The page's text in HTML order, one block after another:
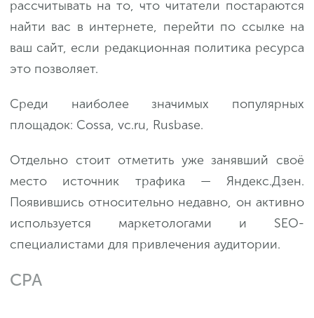
рассчитывать на то, что читатели постараются
найти вас в интернете, перейти по ссылке на
ваш сайт, если редакционная политика ресурса
это позволяет.
Среди наиболее значимых популярных
площадок: Cossa, vc.ru, Rusbase.
Отдельно стоит отметить уже занявший своё
место источник трафика — Яндекс.Дзен.
Появившись относительно недавно, он активно
используется маркетологами и SEO-
специалистами для привлечения аудитории.
CPA